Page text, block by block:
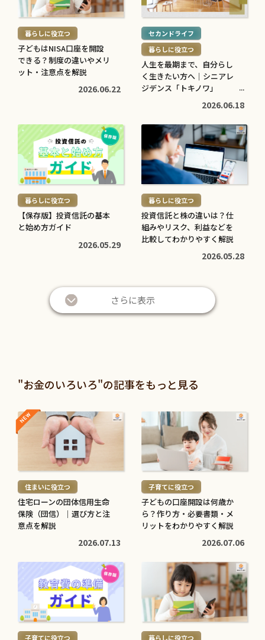
き
を
読
む
> 子育てに役立つ
高校生でも口座開設でき
2026.05.12
き
を
読
む
>住まいに役立つ
住宅ローン中に転職しても
意点・対処法を解説
2026.04.20
読
む
> 暮らしに役立つ
子どもはNISA口座を開設
できる？制度の違いやメリ
ット・注意点を解説
2026.06.22
読
む
> セカンドライフ
暮らしに役立つ
人生を最期まで、自分らし
く生きたい方へ｜シニアレ
ジデンス「トキノワ」
2026.06.18
続
き
を
読
む
> 暮らしに役立つ
【保存版】投資信託の基本
と始め方ガイド
2026.05.29
き
を
読
む
> 暮らしに役立つ
投資信託と株の違いは？仕
組みやリスク、利益などを
比較してわかりやすく解説
2026.05.28
さらに表示
"お金のいろいろ"の記事をもっと見る
続
き
む
>
NEW
NEW
住まいに役立つ
住宅ローンの団体信用生命
保険（団信）｜選び方と注
意点を解説
2026.07.13
続
き
を
読
む
> 子育てに役立つ
子どもの口座開設は何歳か
ら？作り方・必要書類・メ
リットをわかりやすく解説
2026.07.06
を
読
む
子育てに役立つ
を
読
む
暮らしに役立つ